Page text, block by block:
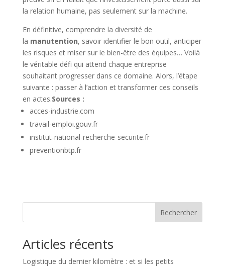
la relation humaine, pas seulement sur la machine.
En définitive, comprendre la diversité de
la manutention, savoir identifier le bon outil, anticiper
les risques et miser sur le bien-être des équipes… Voilà
le véritable défi qui attend chaque entreprise
souhaitant progresser dans ce domaine. Alors, l’étape
suivante : passer à l’action et transformer ces conseils
en actes.Sources :
acces-industrie.com
travail-emploi.gouv.fr
institut-national-recherche-securite.fr
preventionbtp.fr
Rechercher
Articles récents
Logistique du dernier kilomètre : et si les petits